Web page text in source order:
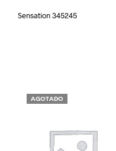
Sensation 345245
AGOTADO